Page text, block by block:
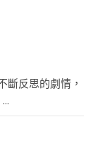
斷反思的劇情，